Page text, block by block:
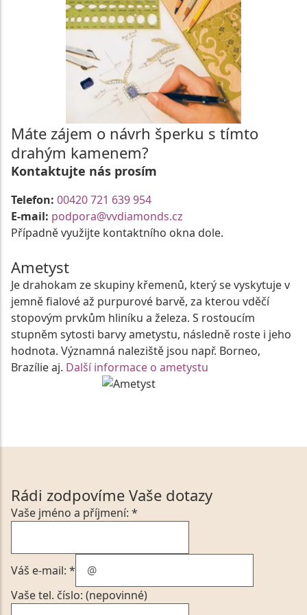
Máte zájem o návrh šperku s tímto
drahým kamenem?
Kontaktujte nás prosím
Telefon: 00420 721 639 954
E-mail: podpora@vvdiamonds.cz
Případně využijte kontaktního okna dole.
Ametyst
Je drahokam ze skupiny křemenů, který se vyskytuje v
jemně fialové až purpurové barvě, za kterou vděčí
stopovým prvkům hliníku a železa. S rostoucím
stupněm sytosti barvy ametystu, následně roste i jeho
hodnota. Významná naleziště jsou např. Borneo,
Brazílie aj. Další informace o ametystu
Rádi zodpovíme Vaše dotazy
Vaše jméno a příjmení: *
Váš e-mail: *
Vaše tel. číslo: (nepovinné)